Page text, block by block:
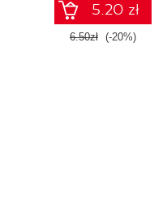
5.20 zł
6.50zł (-20%)